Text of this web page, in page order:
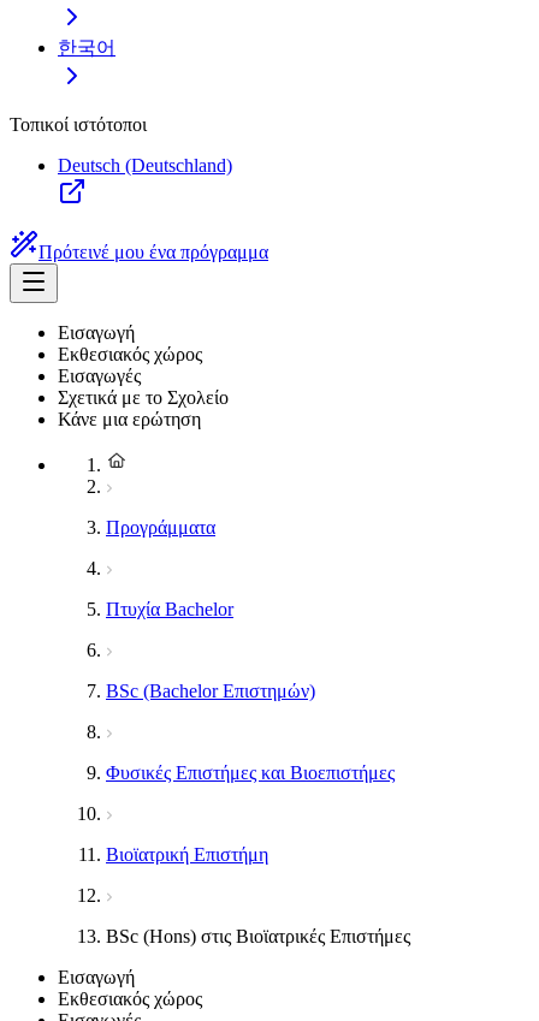
한국어
Τοπικοί ιστότοποι
Deutsch (Deutschland)
Πρότεινέ μου ένα πρόγραμμα
Εισαγωγή
Εκθεσιακός χώρος
Εισαγωγές
Σχετικά με το Σχολείο
Κάνε μια ερώτηση
Προγράμματα
Πτυχία Bachelor
BSc (Bachelor Επιστημών)
Φυσικές Επιστήμες και Βιοεπιστήμες
Βιοϊατρική Επιστήμη
BSc (Hons) στις Βιοϊατρικές Επιστήμες
Εισαγωγή
Εκθεσιακός χώρος